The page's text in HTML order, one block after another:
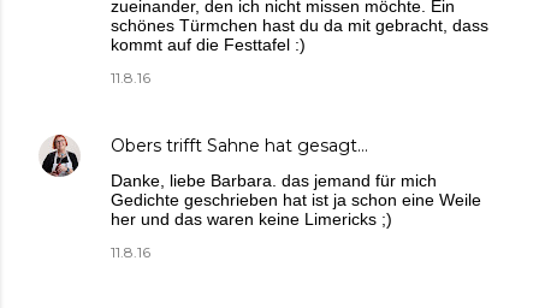
zueinander, den ich nicht missen möchte. Ein
schönes Türmchen hast du da mit gebracht, dass
kommt auf die Festtafel :)
11.8.16
Obers trifft Sahne hat gesagt…
Danke, liebe Barbara. das jemand für mich
Gedichte geschrieben hat ist ja schon eine Weile
her und das waren keine Limericks ;)
11.8.16